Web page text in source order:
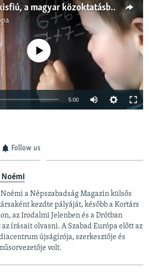
Hiába zseni a kisfiú, a magyar közoktatásban nincs helye
240p
720p
nincs elérhető tartalom
5:00
Follow us
a Népszabadság Magazin külsős
kezdte pályáját, később a Kortárs
az Irodalmi Jelenben és a Drótban
írásait olvasni. A Szabad Európa előtt az
újságírója, szerkesztője és
volt.